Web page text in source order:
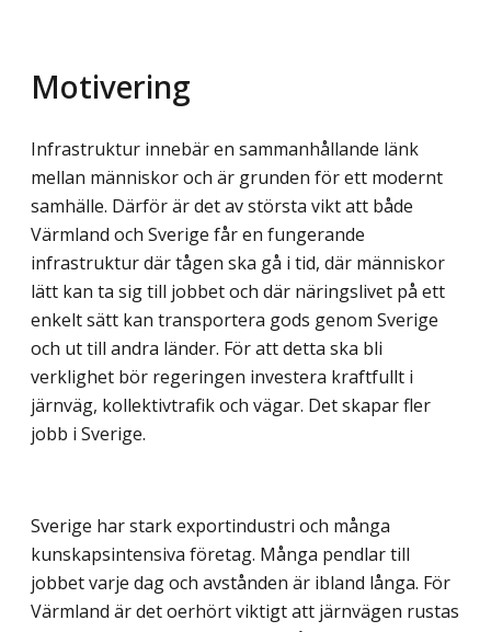
Motivering
Infrastruktur innebär en sammanhållande länk
mellan människor och är grunden för ett modernt
samhälle. Därför är det av största vikt att både
Värmland och Sverige får en fungerande
infrastruktur där tågen ska gå i tid, där människor
lätt kan ta sig till jobbet och där näringslivet på ett
enkelt sätt kan transportera gods genom Sverige
och ut till andra länder. För att detta ska bli
verklighet bör regeringen investera kraftfullt i
järnväg, kollektivtrafik och vägar. Det skapar fler
jobb i Sverige.
Sverige har stark exportindustri och många
kunskapsintensiva företag. Många pendlar till
jobbet varje dag och avstånden är ibland långa. För
Värmland är det oerhört viktigt att järnvägen rustas